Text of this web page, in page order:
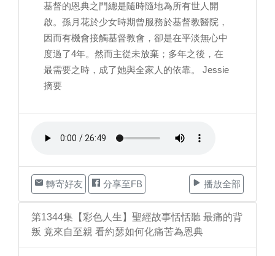
基督的恩典之門總是隨時隨地為所有世人開
啟。孫月花於少女時期曾服務於基督教醫院，
因而有機會接觸基督教會，卻是在平淡無心中
度過了4年。然而主從未放棄；多年之後，在
最需要之時，成了她與全家人的依靠。 Jessie
摘要
轉寄好友 分享至FB 播放全部
第1344集【彩色人生】聖經故事恬恬聽 最痛的背
叛 竟來自至親 看約瑟如何化痛苦為恩典